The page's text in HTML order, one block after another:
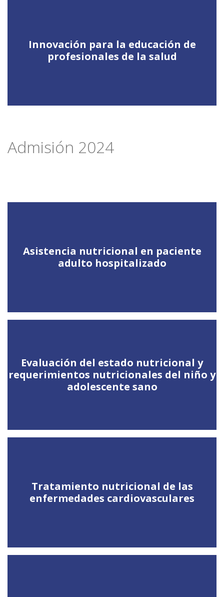
Innovación para la educación de
profesionales de la salud
Admisión 2024
Asistencia nutricional en paciente
adulto hospitalizado
Evaluación del estado nutricional y
requerimientos nutricionales del niño y
adolescente sano
Tratamiento nutricional de las
enfermedades cardiovasculares